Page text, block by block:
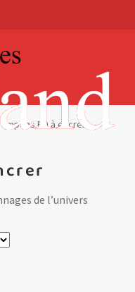
BD à encrer
de l’univers